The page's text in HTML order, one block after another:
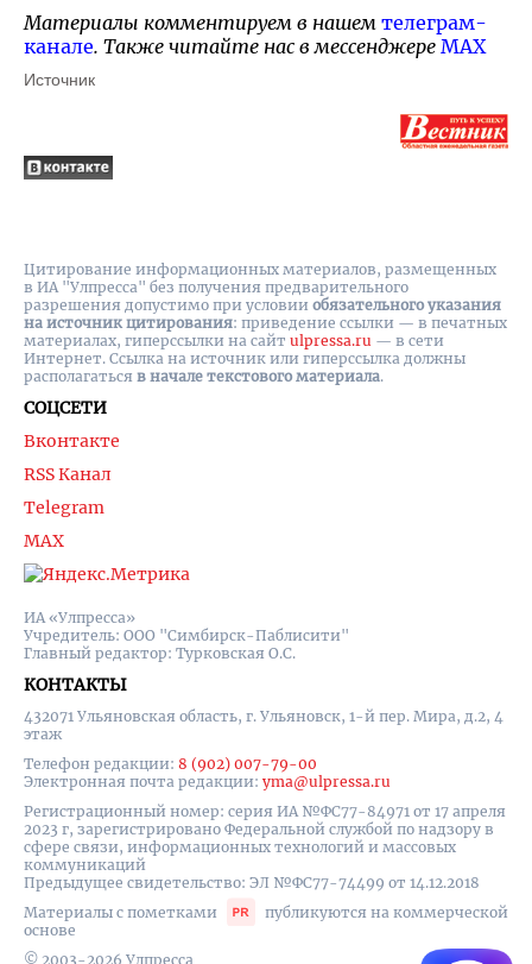
Материалы комментируем в нашем телеграм-
канале. Также читайте нас в мессенджере MAX
Источник
ИА «Улпресса»
Учредитель: ООО "Симбирск-Паблисити"
Главный редактор: Турковская О.С.
КОНТАКТЫ
432071 Ульяновская область, г. Ульяновск, 1-й пер. Мира, д.2, 4
этаж
Телефон редакции: 8 (902) 007-79-00
Электронная почта редакции: yma@ulpressa.ru
Регистрационный номер: серия ИА №ФС77-84971 от 17 апреля
2023 г, зарегистрировано Федеральной службой по надзору в
сфере связи, информационных технологий и массовых
коммуникаций
Предыдущее свидетельство: ЭЛ №ФС77-74499 от 14.12.2018
Материалы с пометками
публикуются на коммерческой
основе
© 2003-2026 Улпресса
СОЦСЕТИ
Вконтакте
RSS Канал
Telegram
MAX
Цитирование информационных материалов, размещенных
в ИА "Улпресса" без получения предварительного
разрешения допустимо при условии обязательного указания
на источник цитирования: приведение ссылки — в печатных
материалах, гиперссылки на cайт ulpressa.ru — в сети
Интернет. Ссылка на источник или гиперссылка должны
располагаться в начале текстового материала.